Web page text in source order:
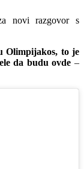
novi razgovor s
Olimpijakos, to je
da budu ovde –